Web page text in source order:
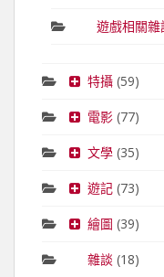
遊戲相關雜
特攝(59)
電影(77)
文學(35)
遊記(73)
繪圖 (39)
雜談 (18)